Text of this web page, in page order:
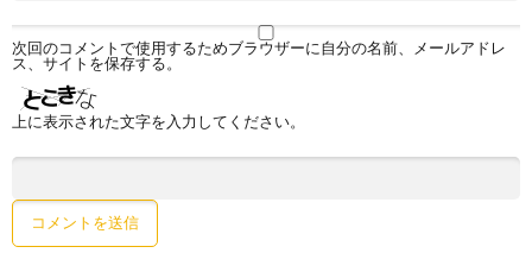
次回のコメントで使用するためブラウザーに自分の名前、メールアドレ
ス、サイトを保存する。
上に表示された文字を入力してください。